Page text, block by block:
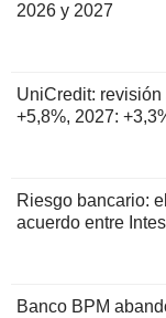
2026 y 2027
UniCredit:
+5,8%, 2027:
Riesgo bancario:
acuerdo entre
Banco BPM